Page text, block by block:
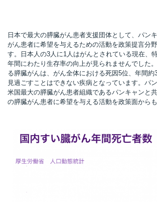
日本で最大の膵臓がん患者支援団体として、パン
がん患者に希望を与えるための活動を政策提言分
す。日本人の3人に1人はがんとされている現在、
年間にわたり生存率の向上が見られませんでした
る膵臓がんは、がん全体における死因5位、年間約
見過ごすことはできない疾病となっています。パ
米国最大の膵臓がん患者組織であるパンキャンと
の膵臓がん患者に希望を与える活動を政策面からも